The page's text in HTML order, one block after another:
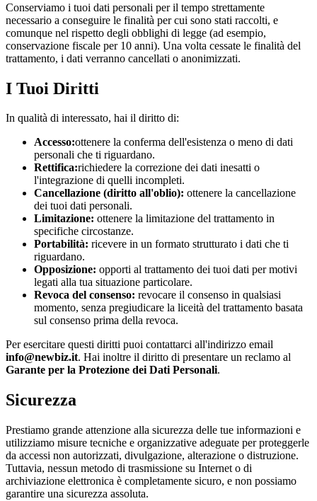
Conserviamo i tuoi dati personali per il tempo strettamente
necessario a conseguire le finalità per cui sono stati raccolti, e
comunque nel rispetto degli obblighi di legge (ad esempio,
conservazione fiscale per 10 anni). Una volta cessate le finalità del
trattamento, i dati verranno cancellati o anonimizzati.
I Tuoi Diritti
In qualità di interessato, hai il diritto di:
Accesso:ottenere la conferma dell'esistenza o meno di dati
personali che ti riguardano.
Rettifica:richiedere la correzione dei dati inesatti o
l'integrazione di quelli incompleti.
Cancellazione (diritto all'oblio): ottenere la cancellazione
dei tuoi dati personali.
Limitazione: ottenere la limitazione del trattamento in
specifiche circostanze.
Portabilità: ricevere in un formato strutturato i dati che ti
riguardano.
Opposizione: opporti al trattamento dei tuoi dati per motivi
legati alla tua situazione particolare.
Revoca del consenso: revocare il consenso in qualsiasi
momento, senza pregiudicare la liceità del trattamento basata
sul consenso prima della revoca.
Per esercitare questi diritti puoi contattarci all'indirizzo email
info@newbiz.it. Hai inoltre il diritto di presentare un reclamo al
Garante per la Protezione dei Dati Personali.
Sicurezza
Prestiamo grande attenzione alla sicurezza delle tue informazioni e
utilizziamo misure tecniche e organizzative adeguate per proteggerle
da accessi non autorizzati, divulgazione, alterazione o distruzione.
Tuttavia, nessun metodo di trasmissione su Internet o di
archiviazione elettronica è completamente sicuro, e non possiamo
garantire una sicurezza assoluta.